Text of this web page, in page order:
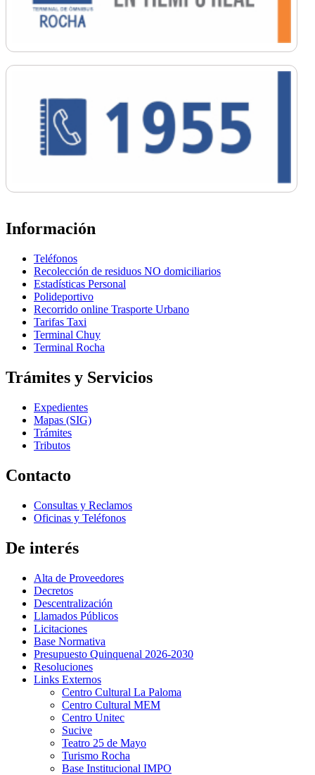
Información
Teléfonos
Recolección de residuos NO domiciliarios
Estadísticas Personal
Polideportivo
Recorrido online Trasporte Urbano
Tarifas Taxi
Terminal Chuy
Terminal Rocha
Trámites y Servicios
Expedientes
Mapas (SIG)
Trámites
Tributos
Contacto
Consultas y Reclamos
Oficinas y Teléfonos
De interés
Alta de Proveedores
Decretos
Descentralización
Llamados Públicos
Licitaciones
Base Normativa
Presupuesto Quinquenal 2026-2030
Resoluciones
Links Externos
Centro Cultural La Paloma
Centro Cultural MEM
Centro Unitec
Sucive
Teatro 25 de Mayo
Turismo Rocha
Base Institucional IMPO